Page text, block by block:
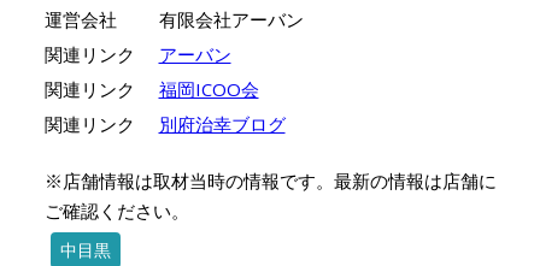
運営会社
有限会社アーバン
関連リンク
アーバン
関連リンク
福岡ICOO会
関連リンク
別府治幸ブログ
※店舗情報は取材当時の情報です。最新の情報は店舗に
ご確認ください。
中目黒